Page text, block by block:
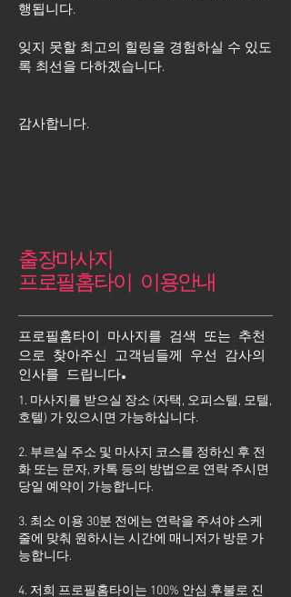
행됩니다.
잊지 못할 최고의 힐링을 경험하실 수 있도
록 최선을 다하겠습니다.
​감사합니다.
출장마사지
프로필홈타이 이용안내
프로필홈타이 마사지를 검색 또는 추천
으로 찾아주신 고객님들께 우선 감사의
인사를 드립니다.
1. 마사지를 받으실 장소 (자택, 오피스텔, 모텔,
호텔) 가 있으시면 가능하십니다.
2. 부르실 주소 및 마사지 코스를 정하신 후 전
화 또는 문자, 카톡 등의 방법으로 연락 주시면
당일 예약이 가능합니다.
3. 최소 이용 30분 전에는 연락을 주셔야 스케
줄에 맞춰 원하시는 시간에 매니저가 방문 가
능합니다.
4. 저희 프로필홈타이는 100% 안심 후불로 진